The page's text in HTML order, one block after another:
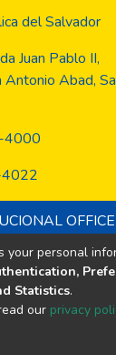
«Las
para
las manos con
daños en la
del Salvador
Juan Pablo II,
Antonio Abad,
4000
© Todos
la Universidad
your personal
Statistics.
our privacy